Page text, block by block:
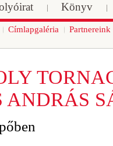
Könyv
Címlapgaléria Partnereink
ANDRÁS